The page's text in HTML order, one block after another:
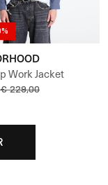
Work Jacket
€ 229,00